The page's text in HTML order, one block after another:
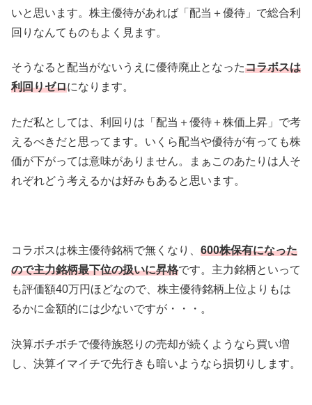
いと思います。株主優待があれば「配当＋優待」で総合利
回りなんてものもよく見ます。
そうなると配当がないうえに優待廃止となったコラボスは
利回りゼロになります。
ただ私としては、利回りは「配当＋優待＋株価上昇」で考
えるべきだと思ってます。いくら配当や優待が有っても株
価が下がっては意味がありません。まぁこのあたりは人そ
れぞれどう考えるかは好みもあると思います。
コラボスは株主優待銘柄で無くなり、 600株保有になった
ので主力銘柄最下位の扱いに昇格です。主力銘柄といって
も評価額40万円ほどなので、株主優待銘柄上位よりもは
るかに金額的には少ないですが・・・。
決算ボチボチで優待族怒りの売却が続くようなら買い増
し、決算イマイチで先行きも暗いようなら損切りします。